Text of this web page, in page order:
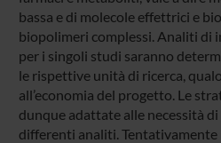
bassa e di molecole effettrici e
biopolimeri complessi. Analiti di
per i singoli studi saranno
le rispettive unità di ricerca,
all’economia del progetto. Le
dunque adattate alle necessità
differenti analiti.